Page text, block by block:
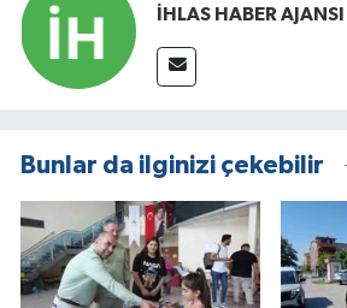
İHLAS HABER AJANSI
Bunlar da ilginizi çekebilir